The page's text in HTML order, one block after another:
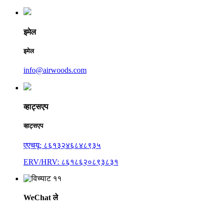
इमेल
इमेल
info@airwoods.com
व्हाट्सएप
व्हाट्सएप
एएचयू: ८६१३२४६८४८९३५
ERV/HRV: ८६१८६२०८९३८३१
WeChat ले